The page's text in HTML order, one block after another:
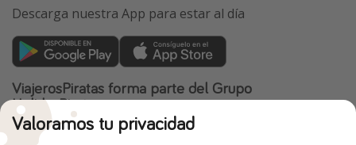
Descarga nuestra App para estar al día
ViajerosPiratas forma parte del Grupo
HolidayPirates
Nuestros mercados
Valoramos tu privacidad